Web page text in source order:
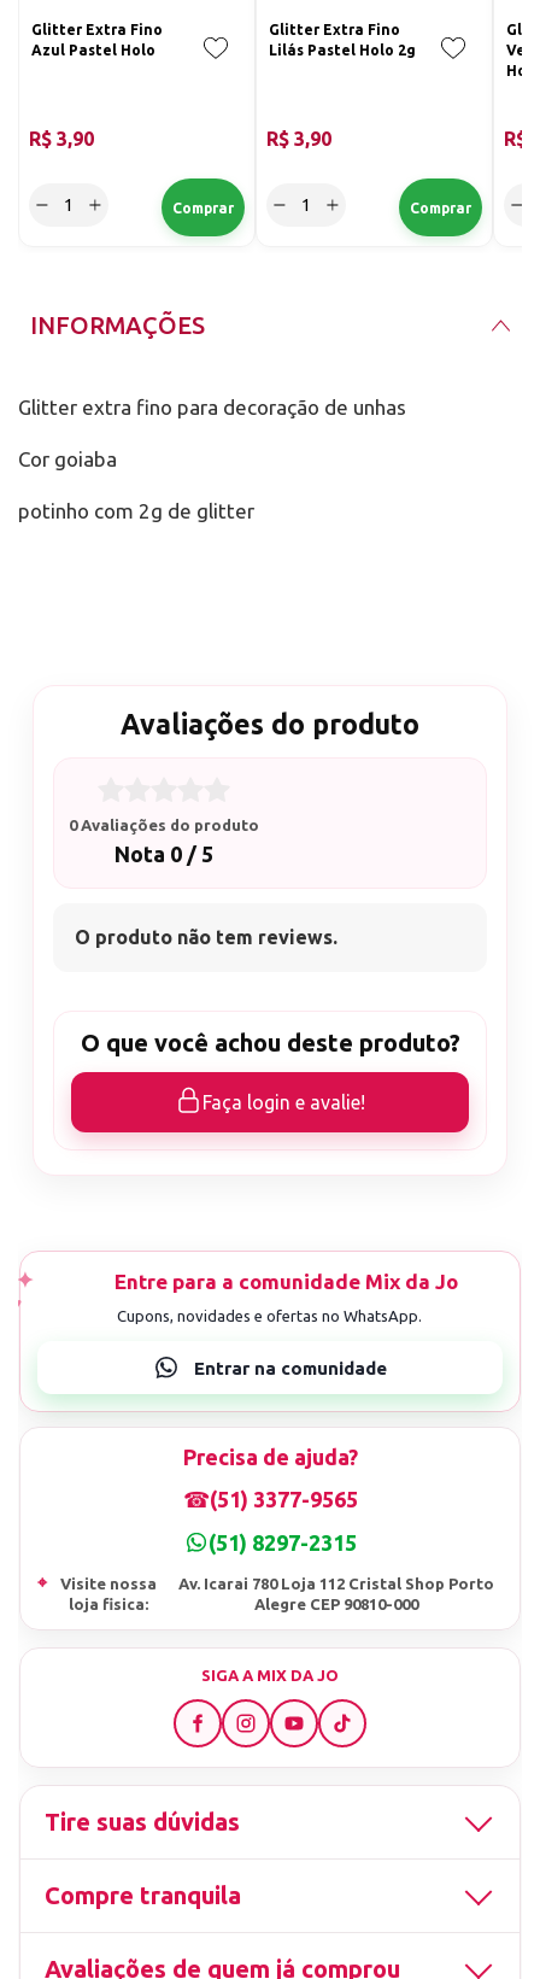
Glitter Extra Fino
Azul Pastel Holo
R$ 3,90
Glitter Extra Fino
Lilás Pastel Holo 2g
R$ 3,90 R$
INFORMAÇÕES
Glitter extra fino para decoração de unhas
Cor goiaba
potinho com 2g de glitter
Avaliações do produto
0 Avaliações do produto
Nota 0 / 5
O produto não tem reviews.
O que você achou deste produto?
Faça login e avalie!
Precisa de ajuda?
☎(51) 3377-9565
(51) 8297-2315
⌖
Visite nossa
loja fisica:
Av. Icarai 780 Loja 112 Cristal Shop Porto
Alegre CEP 90810-000
SIGA A MIX DA JO
Tire suas dúvidas
Compre tranquila
Avaliações de quem já comprou